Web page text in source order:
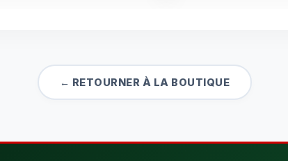
← RETOURNER À LA BOUTIQUE